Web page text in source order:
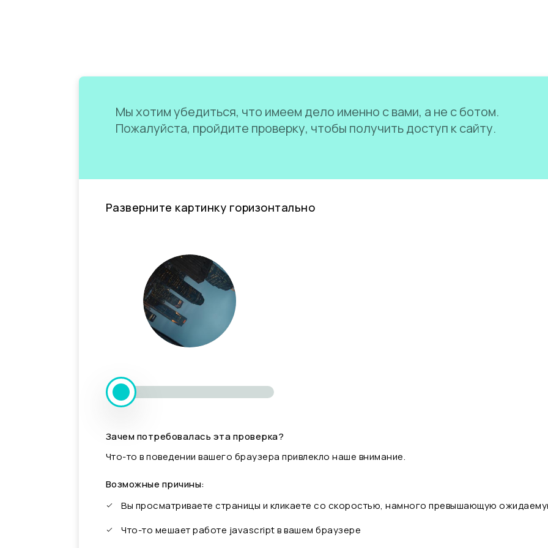
Мы хотим убедиться, что имеем дело именно с вами, а не с ботом.
Пожалуйста, пройдите проверку, чтобы получить доступ к сайту.
Разверните картинку горизонтально
Зачем потребовалась эта проверка?
Что-то в поведении вашего браузера привлекло наше внимание.
Возможные причины:
Вы просматриваете страницы и кликаете со скоростью, намного превышающую
Что-то мешает работе javascript в вашем браузере